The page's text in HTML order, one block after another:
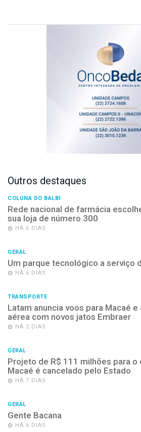
Outros destaques
COLUNA DO BALBI
Rede nacional de farmácia
sua loja de número 300
HÁ 6 DIAS
GERAL
Um parque tecnológico a serviço
HÁ 6 DIAS
TRANSPORTE
Latam anuncia voos para Macaé e
aérea com novos jatos Embraer
HÁ 2 DIAS
GERAL
Projeto de R$ 111 milhões para o
Macaé é cancelado pelo Estado
HÁ 7 DIAS
GERAL
Gente Bacana
HÁ 6 DIAS